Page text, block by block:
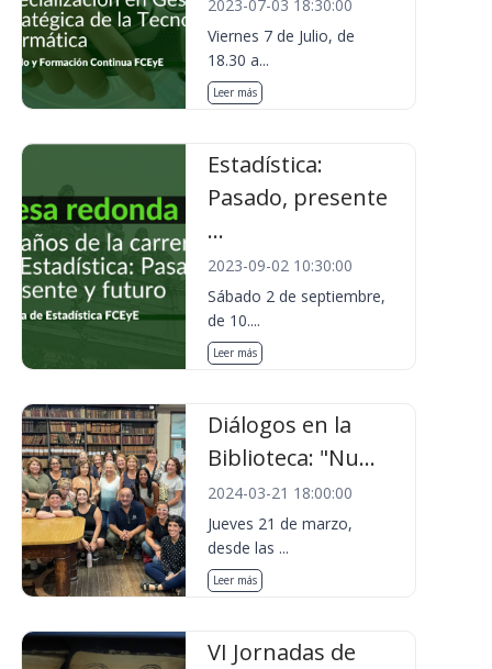
2023-07-03 18:30:00
Viernes 7 de Julio, de
18.30 a...
Leer más
Estadística:
Pasado, presente
...
2023-09-02 10:30:00
Sábado 2 de septiembre,
de 10....
Leer más
Diálogos en la
Biblioteca: "Nu...
2024-03-21 18:00:00
Jueves 21 de marzo,
desde las ...
Leer más
VI Jornadas de